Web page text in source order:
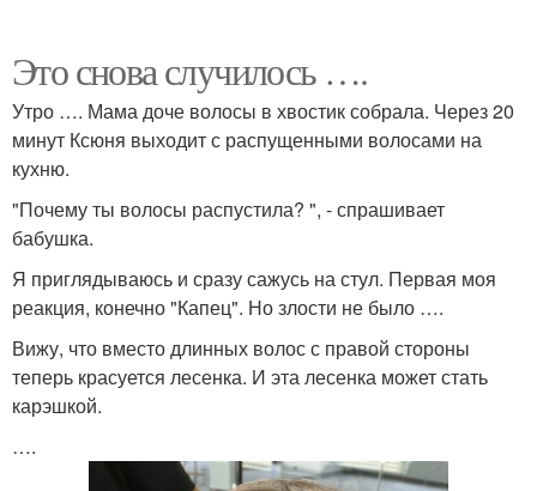
Это снова случилось ….
Утро …. Мама доче волосы в хвостик собрала. Через 20
минут Ксюня выходит с распущенными волосами на
кухню.
"Почему ты волосы распустила? ", - спрашивает
бабушка.
Я приглядываюсь и сразу сажусь на стул. Первая моя
реакция, конечно "Капец". Но злости не было ….
Вижу, что вместо длинных волос с правой стороны
теперь красуется лесенка. И эта лесенка может стать
карэшкой.
….